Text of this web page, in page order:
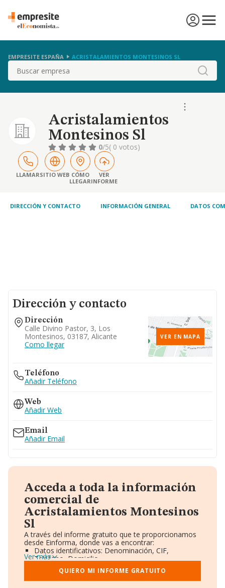
EMPRESITE ESPAÑA ACRISTALAMIENTOS MONTESINOS SL
Buscar
Acristalamientos
Montesinos Sl
0/5( 0 votos)
LLAMARSITIO WEB CÓMO
LLEGAR
VER
INFORME
DIRECCIÓN Y CONTACTO INFORMACIÓN GENERAL DATOS
Dirección y contacto
Dirección
Calle Divino Pastor, 3, Los
Montesinos, 03187, Alicante
Como llegar
VER EN MAPA
Teléfono
Añadir Teléfono
Web
Añadir Web
Email
Añadir Email
Acceda a toda la información
comercial de
Acristalamientos Montesinos
Sl
A través del informe gratuito que te proporcionamos
desde Einforma, donde vas a encontrar:
Datos identificativos: Denominación, CIF,
Teléfono, Domicilio.
Informe Mercantil Completo (BORME).
Gráficos de Evolución Ventas y Empleados.
Consejo de Administración y Administradores.
Ver más
QUIERO MI INFORME GRATUITO